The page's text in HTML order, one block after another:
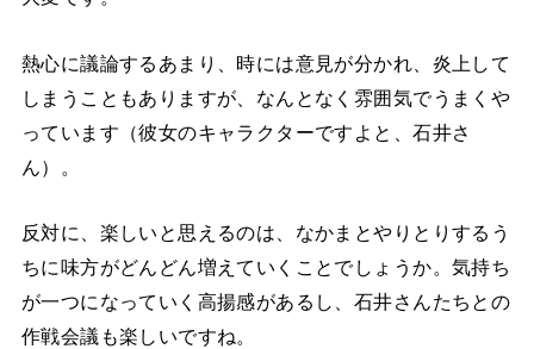
熱心に議論するあまり、時には意見が分かれ、炎上して
しまうこともありますが、なんとなく雰囲気でうまくや
っています（彼女のキャラクターですよと、石井さ
ん）。
反対に、楽しいと思えるのは、なかまとやりとりするう
ちに味方がどんどん増えていくことでしょうか。気持ち
が一つになっていく高揚感があるし、石井さんたちとの
作戦会議も楽しいですね。